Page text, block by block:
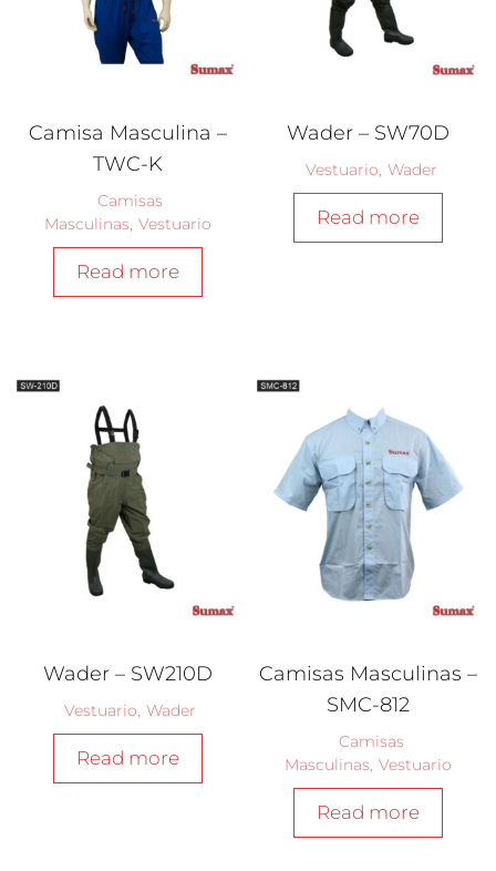
Camisa Masculina –
TWC-K
Camisas
Masculinas, Vestuario
Read more
Wader – SW70D
Vestuario, Wader
Read more
Wader – SW210D
Vestuario, Wader
Read more
Camisas Masculinas –
SMC-812
Camisas
Masculinas, Vestuario
Read more